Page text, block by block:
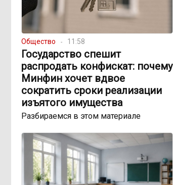
Общество 11:58
Государство спешит
распродать конфискат: почему
Минфин хочет вдвое
сократить сроки реализации
изъятого имущества
Разбираемся в этом материале